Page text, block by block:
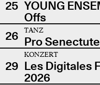
25 YOUNG
Offs
26
TANZ
Pro
29
KONZERT
Les Digitales
2026